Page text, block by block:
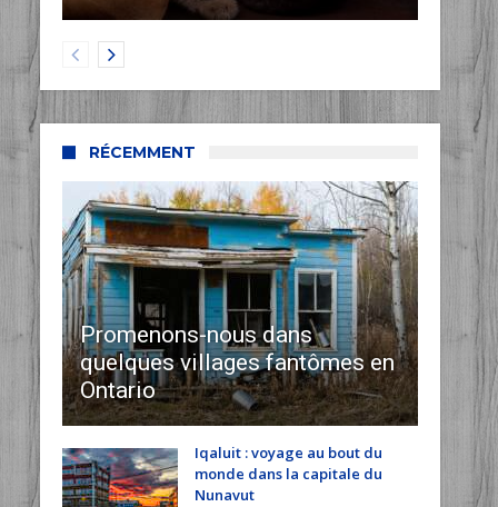
RÉCEMMENT
Promenons-nous dans
quelques villages fantômes en
Ontario
Iqaluit : voyage au bout du
monde dans la capitale du
Nunavut